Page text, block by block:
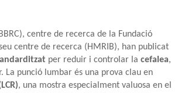
centre de recerca de la Fundació
centre de recerca (HMRIB), han publicat
per reduir i controlar la cefalea,
La punció lumbar és una prova clau en
, una mostra especialment valuosa en el